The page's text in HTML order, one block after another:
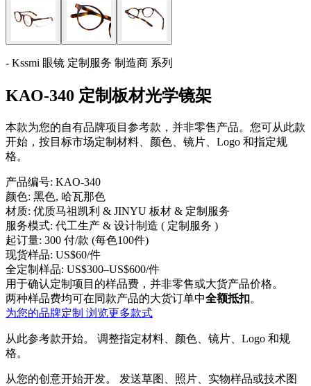
- Kssmi 眼镜 定制服务 制造商 系列
KAO-340 定制板材光学镜架
本款为您的自有品牌项目参考款，并非零售产品。您可从此款
开始，按目标市场定制材料、颜色、镜片、Logo 和指定规
格。
产品编号: KAO-340
颜色: 黑色, 哈瓦那色
材质: 优质马祖凯利 & JINYU 板材 & 定制服务
服务模式: 代工生产 & 设计制造 ( 定制服务 )
起订量: 300 付/款 (每色100件)
现货样品: US$60/件
全定制样品: US$300–US$600/件
用于确认定制项目的样品费，并非零售或大货产品价格。
两种样品费均可在同款产品的大货订单中全额抵扣。
为您的品牌定制 浏览更多款式
从此参考款开始。 调整指定材料、颜色、镜片、Logo 和规
格。
从您的创意开始开发。 发送草图、照片、实物样品或技术图